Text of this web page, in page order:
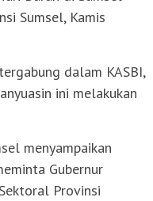
Sumsel, Kamis
dalam KASBI,
ini melakukan
menyampaikan
Gubernur
Provinsi